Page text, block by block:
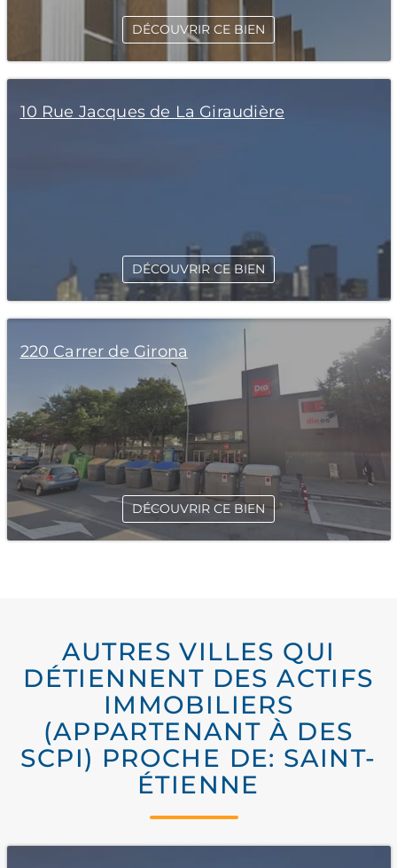
DÉCOUVRIR CE BIEN
10 Rue Jacques de La Giraudière
DÉCOUVRIR CE BIEN
220 Carrer de Girona
DÉCOUVRIR CE BIEN
AUTRES VILLES QUI
DÉTIENNENT DES ACTIFS
IMMOBILIERS
(APPARTENANT À DES
SCPI) PROCHE DE: SAINT-
ÉTIENNE